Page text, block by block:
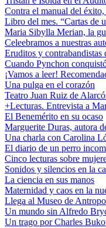
Contra el manual del
Libro del mes. “Cartas de
Maria Sibylla Merian, la
Celeebramos a nuestras
Eruditos y contrabandistas
Cuando Pynchon
¡Vamos a leer!
Una pulga en el corazón
Teatro Juan Ruiz de
+Lecturas. Entrevista a
El Benemérito en su ocaso
Marguerite Duras, autora
Una charla con Carolina
El diario de un perro
Cinco lecturas sobre
Sonidos y silencios en la
La ciencia en sus manos
Maternidad y caos en la
Llega al Museo de
Un mundo sin Alfredo
Un trago por Charles